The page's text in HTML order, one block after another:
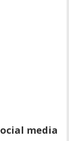
media